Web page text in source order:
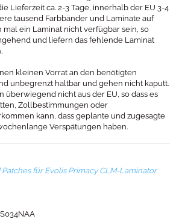
Lieferzeit ca. 2-3 Tage, innerhalb der EU 3-4
tausend Farbbänder und Laminate auf
ein Laminat nicht verfügbar sein, so
und liefern das fehlende Laminat
kleinen Vorrat an den benötigten
unbegrenzt haltbar und gehen nicht kaputt.
überwiegend nicht aus der EU, so dass es
Zollbestimmungen oder
kann, dass geplante und zugesagte
Verspätungen haben.
für Evolis Primacy CLM-Laminator